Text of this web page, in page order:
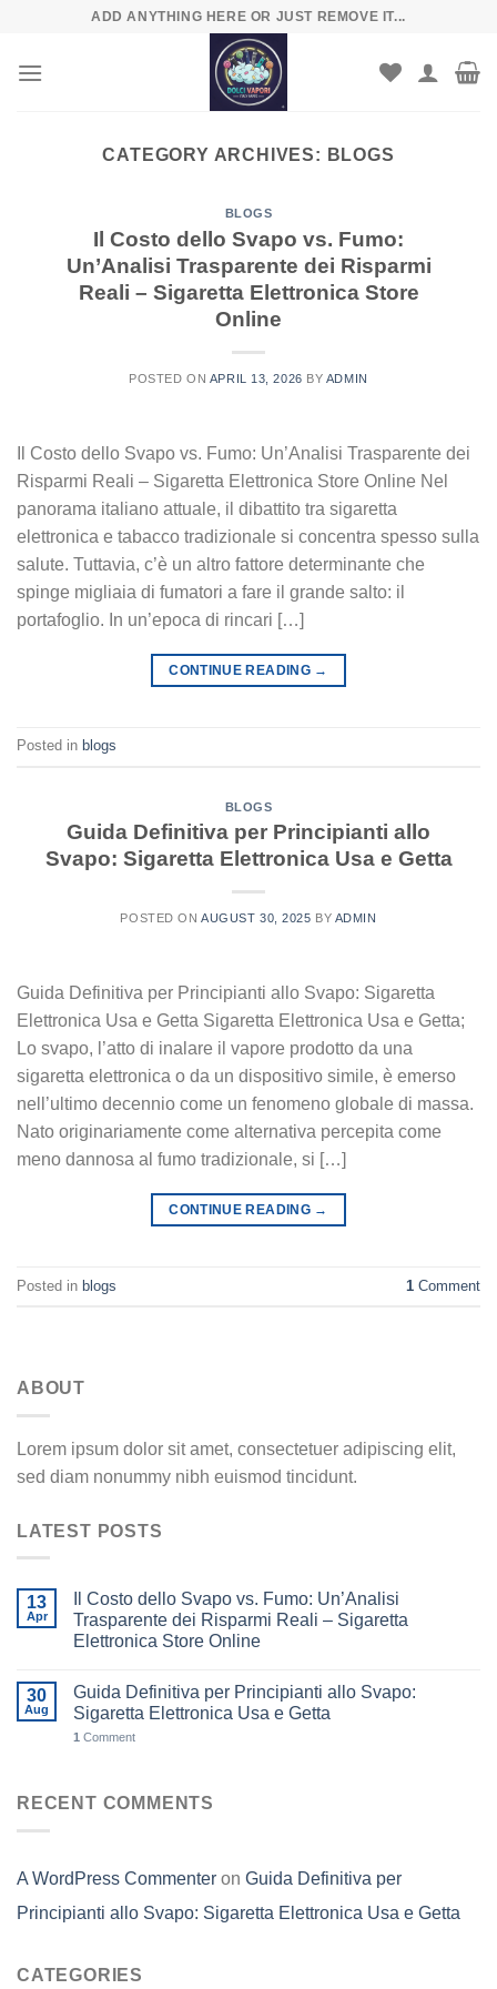
content
ADD ANYTHING HERE OR JUST REMOVE IT...
CATEGORY ARCHIVES: BLOGS
BLOGS
Il Costo dello Svapo vs. Fumo:
Un’Analisi Trasparente dei Risparmi
Reali – Sigaretta Elettronica Store
Online
POSTED ON APRIL 13, 2026 BY ADMIN
Il Costo dello Svapo vs. Fumo: Un’Analisi Trasparente dei
Risparmi Reali – Sigaretta Elettronica Store Online Nel
panorama italiano attuale, il dibattito tra sigaretta
elettronica e tabacco tradizionale si concentra spesso sulla
salute. Tuttavia, c’è un altro fattore determinante che
spinge migliaia di fumatori a fare il grande salto: il
portafoglio. In un’epoca di rincari […]
CONTINUE READING →
Posted in blogs
BLOGS
Guida Definitiva per Principianti allo
Svapo: Sigaretta Elettronica Usa e Getta
POSTED ONAUGUST 30, 2025 BY ADMIN
Guida Definitiva per Principianti allo Svapo: Sigaretta
Elettronica Usa e Getta Sigaretta Elettronica Usa e Getta;
Lo svapo, l’atto di inalare il vapore prodotto da una
sigaretta elettronica o da un dispositivo simile, è emerso
nell’ultimo decennio come un fenomeno globale di massa.
Nato originariamente come alternativa percepita come
meno dannosa al fumo tradizionale, si […]
CONTINUE READING →
Posted in blogs 1 Comment
ABOUT
Lorem ipsum dolor sit amet, consectetuer adipiscing elit,
sed diam nonummy nibh euismod tincidunt.
LATEST POSTS
13
Apr
Il Costo dello Svapo vs. Fumo: Un’Analisi
Trasparente dei Risparmi Reali – Sigaretta
Elettronica Store Online
30
Aug
Guida Definitiva per Principianti allo Svapo:
Sigaretta Elettronica Usa e Getta
1 Comment
RECENT COMMENTS
A WordPress Commenter on Guida Definitiva per
Principianti allo Svapo: Sigaretta Elettronica Usa e Getta
CATEGORIES